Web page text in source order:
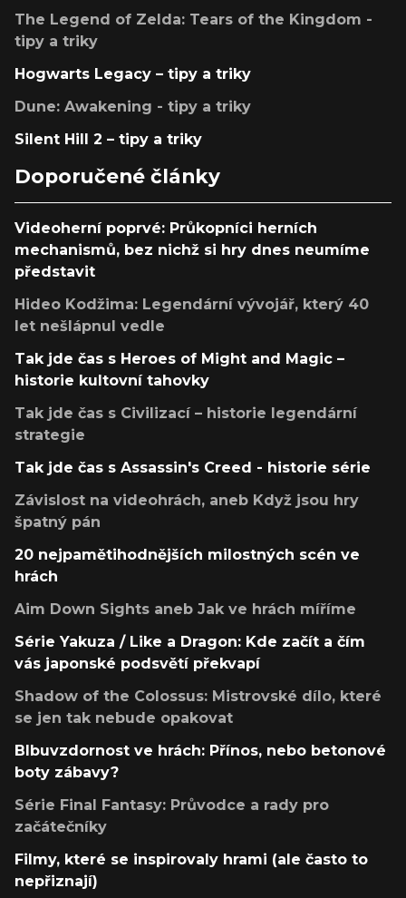
The Legend of Zelda: Tears of the Kingdom -
tipy a triky
Hogwarts Legacy – tipy a triky
Dune: Awakening - tipy a triky
Silent Hill 2 – tipy a triky
Doporučené články
Videoherní poprvé: Průkopníci herních
mechanismů, bez nichž si hry dnes neumíme
představit
Hideo Kodžima: Legendární vývojář, který 40
let nešlápnul vedle
Tak jde čas s Heroes of Might and Magic –
historie kultovní tahovky
Tak jde čas s Civilizací – historie legendární
strategie
Tak jde čas s Assassin's Creed - historie série
Závislost na videohrách, aneb Když jsou hry
špatný pán
20 nejpamětihodnějších milostných scén ve
hrách
Aim Down Sights aneb Jak ve hrách míříme
Série Yakuza / Like a Dragon: Kde začít a čím
vás japonské podsvětí překvapí
Shadow of the Colossus: Mistrovské dílo, které
se jen tak nebude opakovat
Blbuvzdornost ve hrách: Přínos, nebo betonové
boty zábavy?
Série Final Fantasy: Průvodce a rady pro
začátečníky
Filmy, které se inspirovaly hrami (ale často to
nepřiznají)